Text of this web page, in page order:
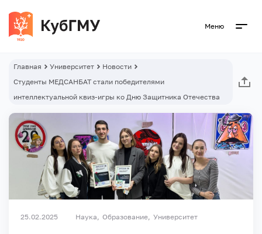
Меню
Главная Университет
Новости
Студенты МЕДСАНБАТ стали победителями
интеллектуальной квиз-игры ко Дню Защитника Отечества
25.02.2025 Наука Образование Университет